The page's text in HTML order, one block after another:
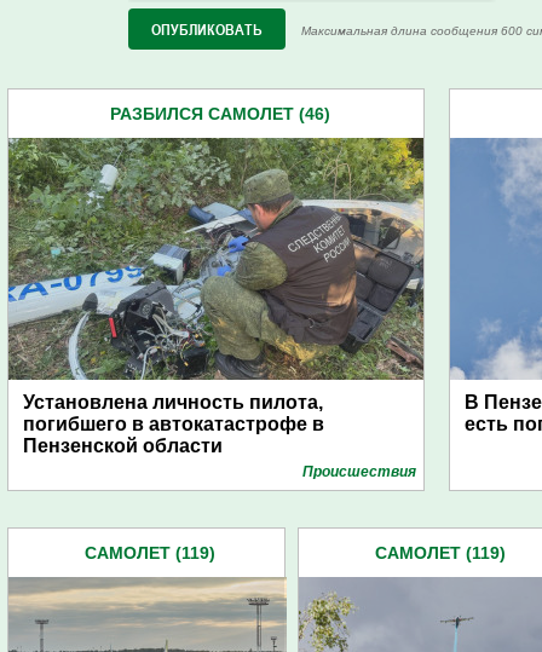
Максимальная длина сообщения 600
РАЗБИЛСЯ САМОЛЕТ (46)
Установлена личность пилота,
погибшего в автокатастрофе в
Пензенской области
Проиcшествия
В
есть
САМОЛЕТ (119) САМОЛЕТ (119)